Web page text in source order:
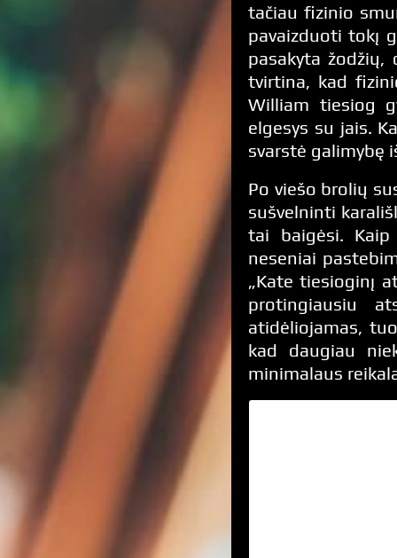
tačiau fizinio
pavaizduoti tokį
pasakyta
tvirtina, kad
William tiesiog
elgesys su jais.
svarstė galimybę
Po viešo brolių
sušvelninti
tai baigėsi. Kaip
neseniai
„Kate tiesioginį
protingiausiu
atidėliojamas,
kad daugiau
minimalaus